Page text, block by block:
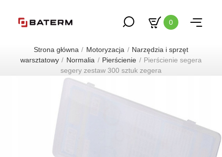
0
Strona główna Motoryzacja
Narzędzia i sprzęt
warsztatowy
Normalia Pierścienie
Pierścienie segera
segery zestaw 300 sztuk zegera